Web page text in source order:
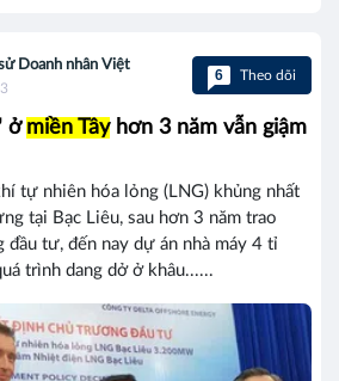
Doanh nhân Việt
6 Theo dõi
ở miền Tâyhơn 3 năm vẫn giậm
tự nhiên hóa lỏng (LNG) khủng nhất
tại Bạc Liêu, sau hơn 3 năm trao
tư, đến nay dự án nhà máy 4 tỉ
trình dang dở ở khâu......